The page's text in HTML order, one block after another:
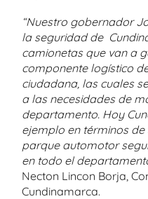
“Nuestro gobernador
la seguridad de
camionetas que van a
componente logístico
ciudadana, las cuales
a las necesidades de
departamento. Hoy
ejemplo en términos
parque automotor
en todo el
Necton Lincon Borja,
Cundinamarca.